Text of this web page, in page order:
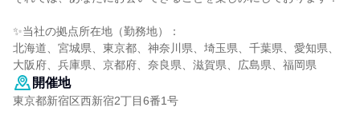
✨当社の拠点所在地（勤務地）：
北海道、宮城県、東京都、神奈川県、埼玉県、千葉県、愛知県、
大阪府、兵庫県、京都府、奈良県、滋賀県、広島県、福岡県
開催地
東京都新宿区西新宿2丁目6番1号